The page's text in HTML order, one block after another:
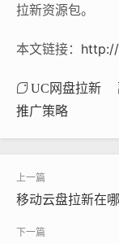
拉新资源包。
本文链接：
UC网盘拉新
推广策略
移动云盘拉新在